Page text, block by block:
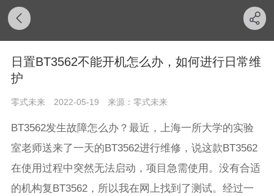
日置BT3562不能开机怎么办，如何进行日常维
护
零式未来 2022-05-19 来源：零式未来
BT3562发生故障怎么办？最近，上海一所大学的实验
室老师送来了一天的BT3562进行维修，说这款BT3562
在使用过程中突然无法启动，项目急需使用。没有合适
的机构复BT3562，所以我在网上找到了测试。经过一